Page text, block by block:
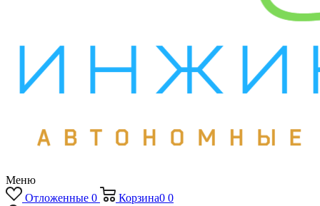
Меню
Отложенные 0 Корзина0 0